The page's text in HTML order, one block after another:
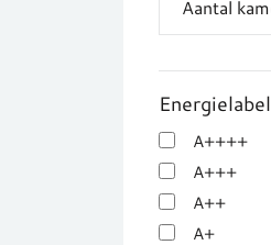
Energielabel
A++++
A+++
A++
A+